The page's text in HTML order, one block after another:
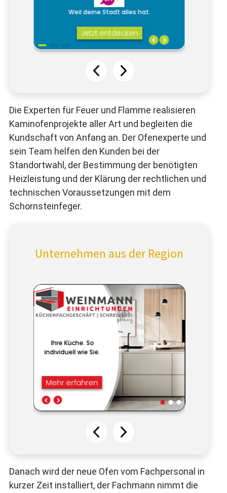
Die Experten für Feuer und Flamme realisieren
Kaminofenprojekte aller Art und begleiten die
Kundschaft von Anfang an. Der Ofenexperte und
sein Team helfen den Kunden bei der
Standortwahl, der Bestimmung der benötigten
Heizleistung und der Klärung der rechtlichen und
technischen Voraussetzungen mit dem
Schornsteinfeger.
Unternehmen aus der Region
Danach wird der neue Ofen vom Fachpersonal in
kurzer Zeit installiert, der Fachmann nimmt die